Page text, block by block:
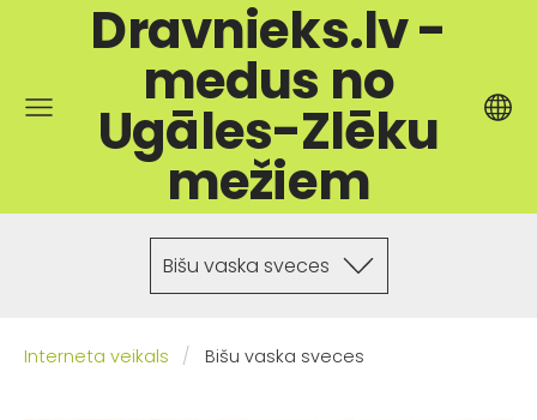
Dravnieks.lv -
medus no
Ugāles-Zlēku
mežiem
Bišu vaska sveces
Interneta veikals Bišu vaska sveces